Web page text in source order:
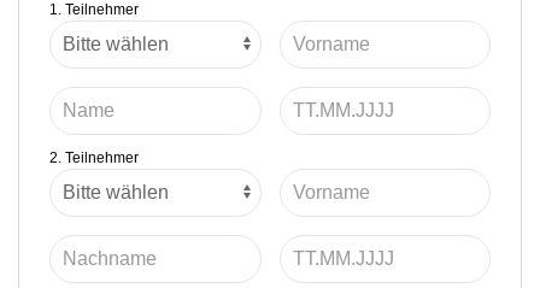
1. Teilnehmer
2. Teilnehmer